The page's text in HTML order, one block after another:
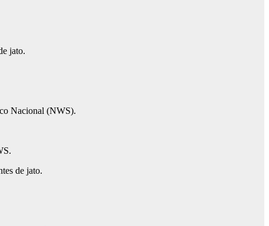
jato.
Nacional (NWS).
de jato.